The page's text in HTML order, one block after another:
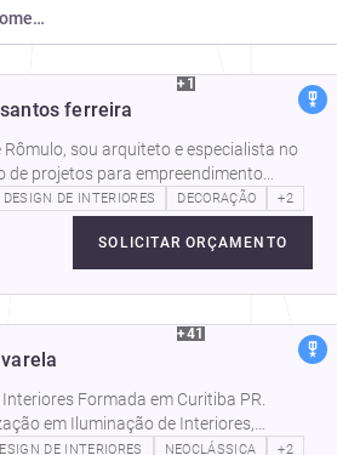
+1
ferreira
Rômulo, sou arquiteto e especialista no
de projetos para empreendimento
imagens hiper…
DESIGN DE INTERIORES DECORAÇÃO +2
SOLICITAR ORÇAMENTO
+41
Formada em Curitiba PR.
em Iluminação de Interiores,
Cor Aplicada…
DE INTERIORES NEOCLÁSSICA +2